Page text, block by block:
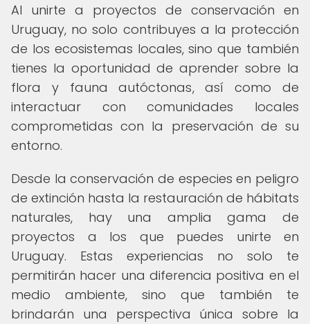
Al unirte a proyectos de conservación en
Uruguay, no solo contribuyes a la protección
de los ecosistemas locales, sino que también
tienes la oportunidad de aprender sobre la
flora y fauna autóctonas, así como de
interactuar con comunidades locales
comprometidas con la preservación de su
entorno.
Desde la conservación de especies en peligro
de extinción hasta la restauración de hábitats
naturales, hay una amplia gama de
proyectos a los que puedes unirte en
Uruguay. Estas experiencias no solo te
permitirán hacer una diferencia positiva en el
medio ambiente, sino que también te
brindarán una perspectiva única sobre la